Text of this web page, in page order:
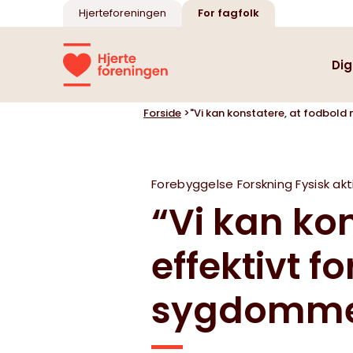
Hjerteforeningen For fagfolk
Kursus i seksualitet
Mental sundhed
Illustrationer af hjerte
Forside >"Vi kan konstatere, at
Forebyggelse Forskning Fysisk
“Vi kan
effektivt